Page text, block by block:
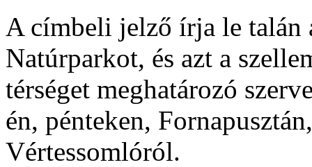
A címbeli jelző írja le talán
Natúrparkot, és azt a
térséget meghatározó
én, pénteken,
Vértessomlóról.